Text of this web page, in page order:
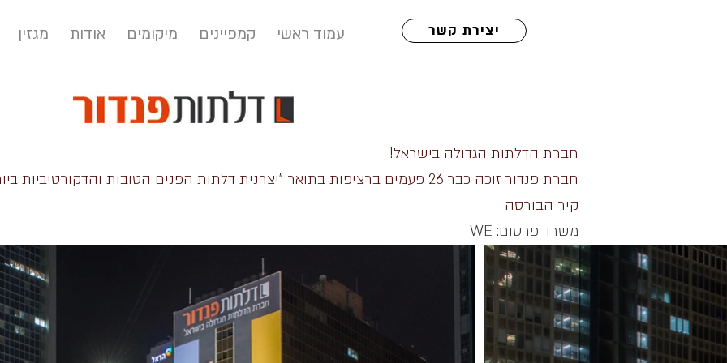
עמוד ראשי קמפיינים מיקומים אודות מגזין יצירת קשר
חברת הדלתות הגדולה בישראל!
חברת פנדור זוכה כבר 26 פעמים ברציפות בתואר "יצרנית דלתות הפנים הטובות והדקורטיביות ביותר בישראל"
קיר הבורסה
משרד פרסום: WE